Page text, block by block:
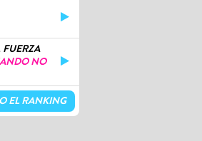
NO
EL RANKING